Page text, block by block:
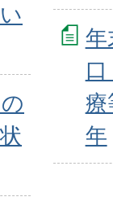
年
療
年